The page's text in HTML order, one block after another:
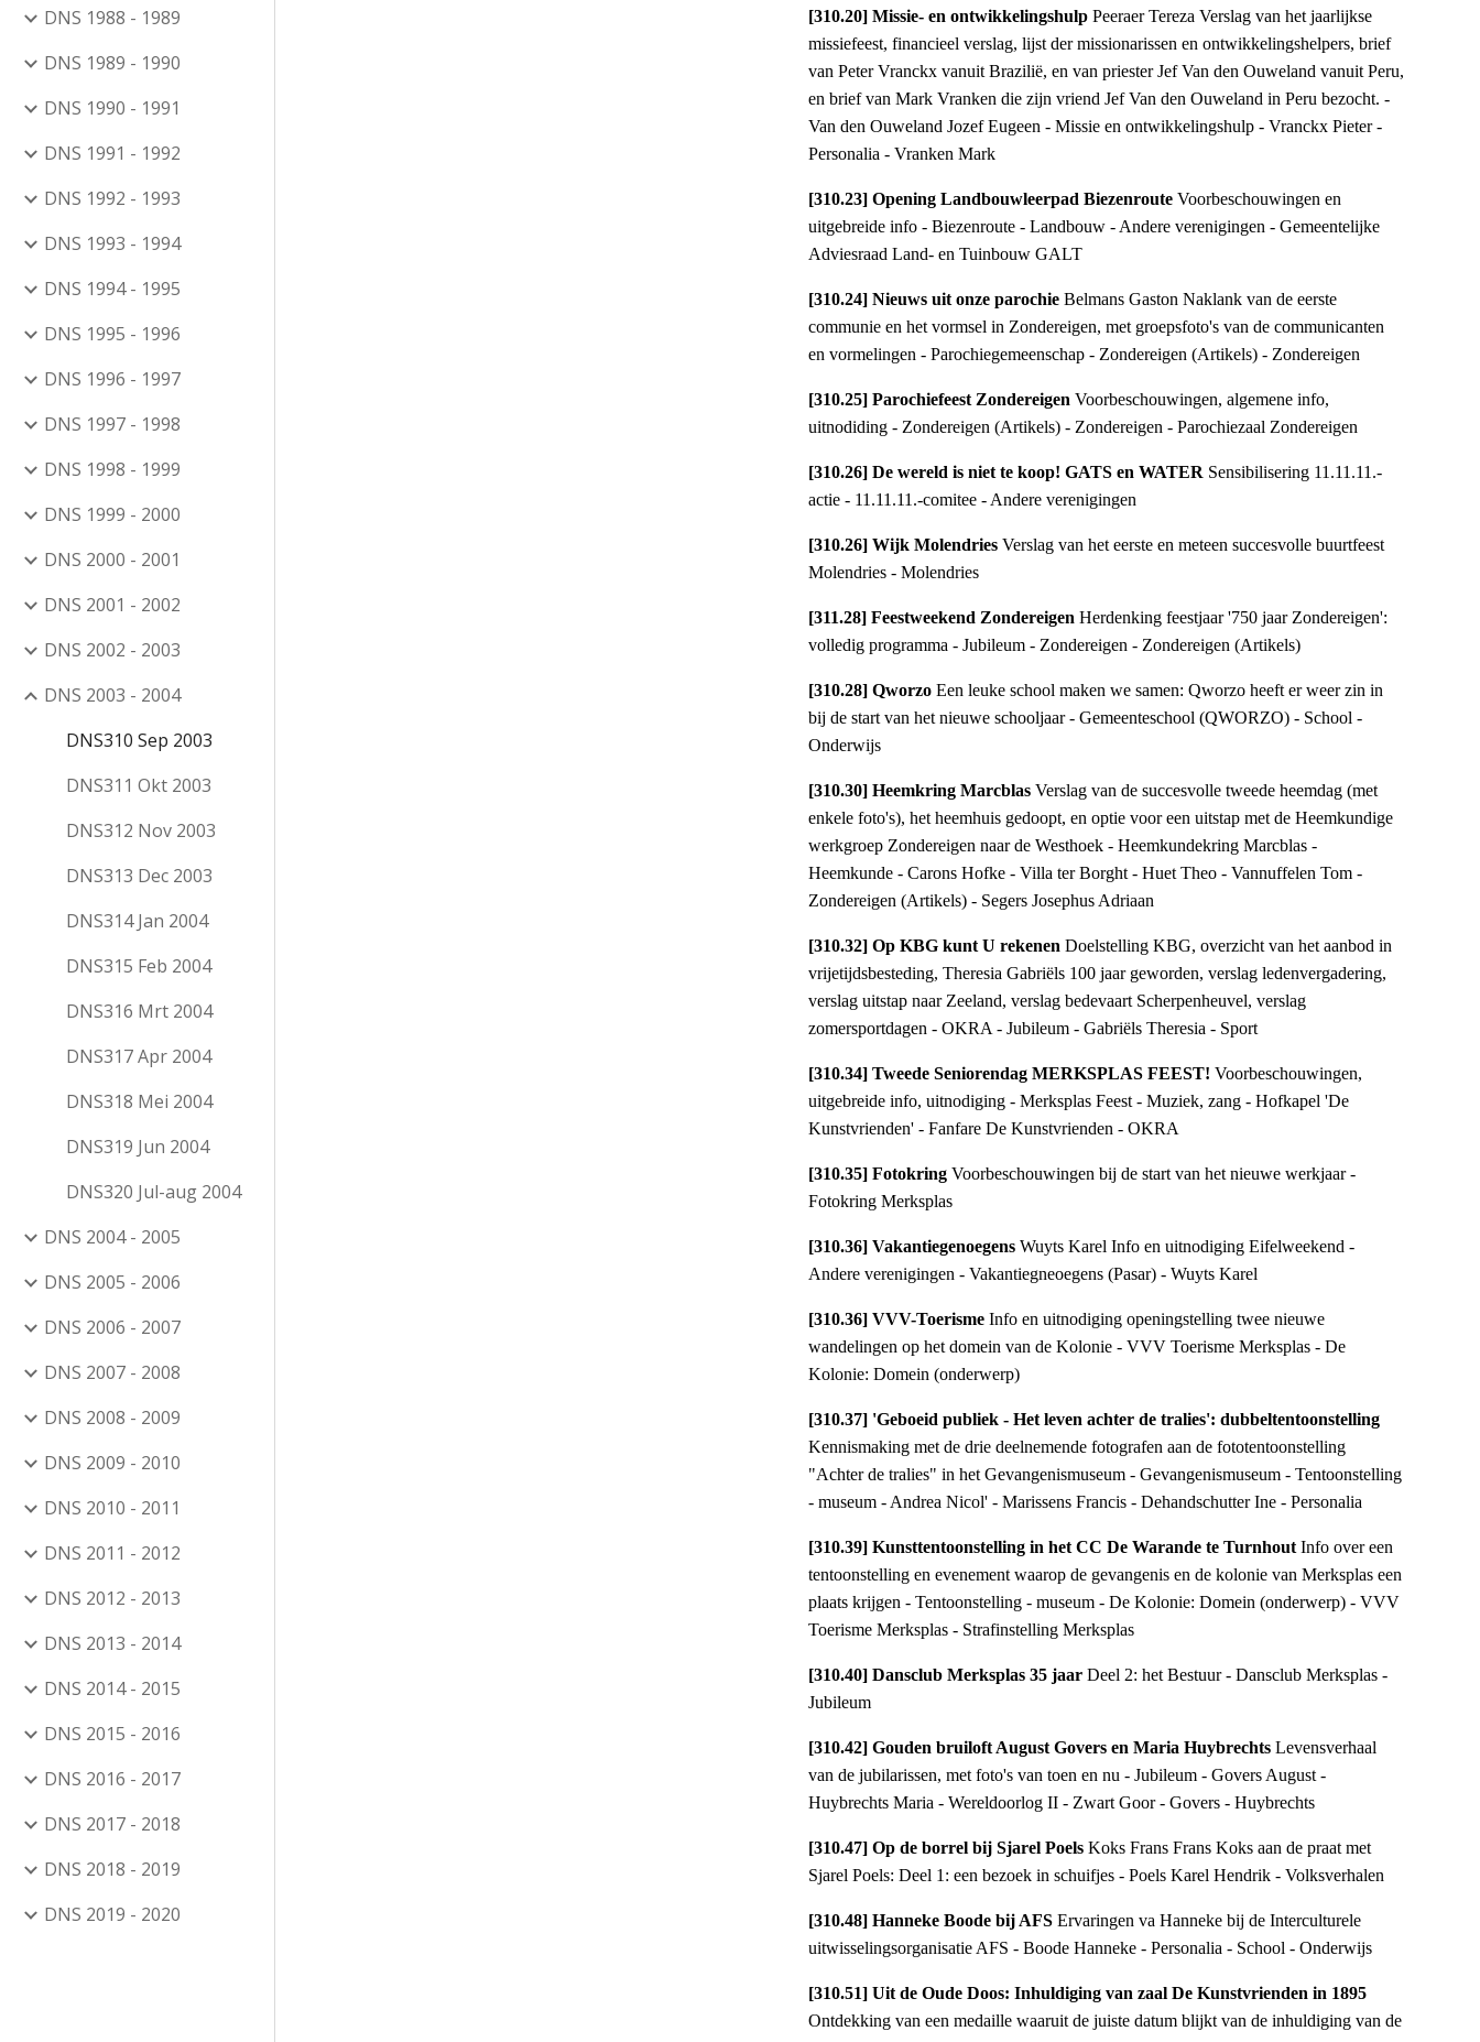
DNS 1988 - 1989
DNS 1989 - 1990
DNS 1990 - 1991
DNS 1991 - 1992
DNS 1992 - 1993
DNS 1993 - 1994
DNS 1994 - 1995
DNS 1995 - 1996
DNS 1996 - 1997
DNS 1997 - 1998
DNS 1998 - 1999
DNS 1999 - 2000
DNS 2000 - 2001
DNS 2001 - 2002
DNS 2002 - 2003
DNS 2003 - 2004
DNS310 Sep 2003
DNS311 Okt 2003
DNS312 Nov 2003
DNS313 Dec 2003
DNS314 Jan 2004
DNS315 Feb 2004
DNS316 Mrt 2004
DNS317 Apr 2004
DNS318 Mei 2004
DNS319 Jun 2004
DNS320 Jul-aug 2004
DNS 2004 - 2005
DNS 2005 - 2006
DNS 2006 - 2007
DNS 2007 - 2008
DNS 2008 - 2009
DNS 2009 - 2010
DNS 2010 - 2011
DNS 2011 - 2012
DNS 2012 - 2013
DNS 2013 - 2014
DNS 2014 - 2015
DNS 2015 - 2016
DNS 2016 - 2017
DNS 2017 - 2018
DNS 2018 - 2019
DNS 2019 - 2020
[310.20] Missie- en ontwikkelingshulpPeeraer Tereza Verslag van het jaarlijkse
missiefeest, financieel verslag, lijst der missionarissen en ontwikkelingshelpers, brief
van Peter Vranckx vanuit Brazilië, en van priester Jef Van den Ouweland vanuit Peru,
en brief van Mark Vranken die zijn vriend Jef Van den Ouweland in Peru bezocht. -
Van den Ouweland Jozef Eugeen - Missie en ontwikkelingshulp - Vranckx Pieter -
Personalia - Vranken Mark
[310.23] Opening Landbouwleerpad BiezenrouteVoorbeschouwingen en
uitgebreide info - Biezenroute - Landbouw - Andere verenigingen - Gemeentelijke
Adviesraad Land- en Tuinbouw GALT
[310.24] Nieuws uit onze parochieBelmans Gaston Naklank van de eerste
communie en het vormsel in Zondereigen, met groepsfoto's van de communicanten
en vormelingen - Parochiegemeenschap - Zondereigen (Artikels) - Zondereigen
[310.25] Parochiefeest ZondereigenVoorbeschouwingen, algemene info,
uitnodiding - Zondereigen (Artikels) - Zondereigen - Parochiezaal Zondereigen
[310.26] De wereld is niet te koop! GATS en WATER Sensibilisering 11.11.11.-
actie - 11.11.11.-comitee - Andere verenigingen
[310.26] Wijk MolendriesVerslag van het eerste en meteen succesvolle buurtfeest
Molendries - Molendries
[311.28] Feestweekend ZondereigenHerdenking feestjaar '750 jaar Zondereigen':
volledig programma - Jubileum - Zondereigen - Zondereigen (Artikels)
[310.28] QworzoEen leuke school maken we samen: Qworzo heeft er weer zin in
bij de start van het nieuwe schooljaar - Gemeenteschool (QWORZO) - School -
Onderwijs
[310.30] Heemkring MarcblasVerslag van de succesvolle tweede heemdag (met
enkele foto's), het heemhuis gedoopt, en optie voor een uitstap met de Heemkundige
werkgroep Zondereigen naar de Westhoek - Heemkundekring Marcblas -
Heemkunde - Carons Hofke - Villa ter Borght - Huet Theo - Vannuffelen Tom -
Zondereigen (Artikels) - Segers Josephus Adriaan
[310.32] Op KBG kunt U rekenenDoelstelling KBG, overzicht van het aanbod in
vrijetijdsbesteding, Theresia Gabriëls 100 jaar geworden, verslag ledenvergadering,
verslag uitstap naar Zeeland, verslag bedevaart Scherpenheuvel, verslag
zomersportdagen - OKRA - Jubileum - Gabriëls Theresia - Sport
[310.34] Tweede Seniorendag MERKSPLAS FEEST!Voorbeschouwingen,
uitgebreide info, uitnodiging - Merksplas Feest - Muziek, zang - Hofkapel 'De
Kunstvrienden' - Fanfare De Kunstvrienden - OKRA
[310.35] FotokringVoorbeschouwingen bij de start van het nieuwe werkjaar -
Fotokring Merksplas
[310.36] VakantiegenoegensWuyts Karel Info en uitnodiging Eifelweekend -
Andere verenigingen - Vakantiegneoegens (Pasar) - Wuyts Karel
[310.36] VVV-ToerismeInfo en uitnodiging openingstelling twee nieuwe
wandelingen op het domein van de Kolonie - VVV Toerisme Merksplas - De
Kolonie: Domein (onderwerp)
[310.37] 'Geboeid publiek - Het leven achter de tralies': dubbeltentoonstelling
Kennismaking met de drie deelnemende fotografen aan de fototentoonstelling
"Achter de tralies" in het Gevangenismuseum - Gevangenismuseum - Tentoonstelling
- museum - Andrea Nicol' - Marissens Francis - Dehandschutter Ine - Personalia
[310.39] Kunsttentoonstelling in het CC De Warande te TurnhoutInfo over een
tentoonstelling en evenement waarop de gevangenis en de kolonie van Merksplas een
plaats krijgen - Tentoonstelling - museum - De Kolonie: Domein (onderwerp) - VVV
Toerisme Merksplas - Strafinstelling Merksplas
[310.40] Dansclub Merksplas 35 jaarDeel 2: het Bestuur - Dansclub Merksplas -
Jubileum
[310.42] Gouden bruiloft August Govers en Maria HuybrechtsLevensverhaal
van de jubilarissen, met foto's van toen en nu - Jubileum - Govers August -
Huybrechts Maria - Wereldoorlog II - Zwart Goor - Govers - Huybrechts
[310.47] Op de borrel bij Sjarel PoelsKoks Frans Frans Koks aan de praat met
Sjarel Poels: Deel 1: een bezoek in schuifjes - Poels Karel Hendrik - Volksverhalen
[310.48] Hanneke Boode bij AFSErvaringen va Hanneke bij de Interculturele
uitwisselingsorganisatie AFS - Boode Hanneke - Personalia - School - Onderwijs
[310.51] Uit de Oude Doos: Inhuldiging van zaal De Kunstvrienden in 1895
Ontdekking van een medaille waaruit de juiste datum blijkt van de inhuldiging van de